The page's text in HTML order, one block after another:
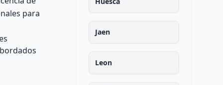
para
Jaen
Leon